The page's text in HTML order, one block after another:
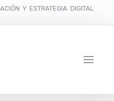
Y ESTRATEGIA DIGITAL